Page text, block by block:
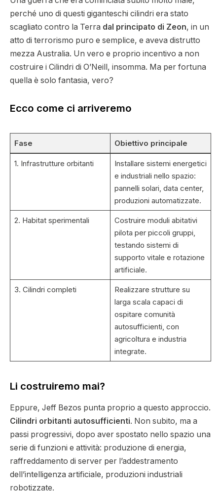
perché uno di questi giganteschi cilindri era stato
scagliato contro la Terra dal principato di Zeon, in un
atto di terrorismo puro e semplice, e aveva distrutto
mezza Australia. Un vero e proprio incentivo a non
costruire i Cilindri di O’Neill, insomma. Ma per fortuna
quella è solo fantasia, vero?
Ecco come ci arriveremo
Fase Obiettivo principale
1. Infrastrutture orbitanti
Installare sistemi energetici
e industriali nello spazio:
pannelli solari, data center,
produzioni automatizzate.
2. Habitat sperimentali
Costruire moduli abitativi
pilota per piccoli gruppi,
testando sistemi di
supporto vitale e rotazione
artificiale.
3. Cilindri completi
Realizzare strutture su
larga scala capaci di
ospitare comunità
autosufficienti, con
agricoltura e industria
integrate.
Li costruiremo mai?
Eppure, Jeff Bezos punta proprio a questo approccio.
Cilindri orbitanti autosufficienti. Non subito, ma a
passi progressivi, dopo aver spostato nello spazio una
serie di funzioni e attività: produzione di energia,
raffreddamento di server per l’addestramento
dell’intelligenza artificiale, produzioni industriali
robotizzate.